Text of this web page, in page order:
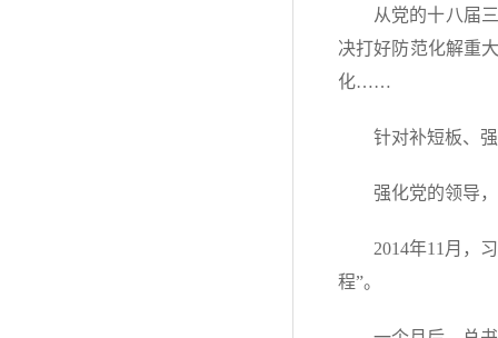
从党的十八届
决打好防范化解重
化……
针对补短板、
强化党的领导
2014年11月，
程”。